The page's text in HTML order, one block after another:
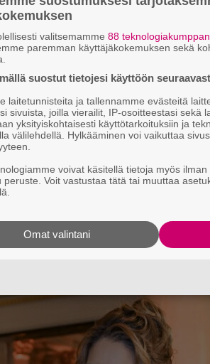
normifontilla hieman
Godflesh-osaston in­dustrial-
väkivahvaa, täydet lasissa
valitsemamme 88
paremman käyttäjäkokemuksen sekä
suostut tietojesi käyttöön
laitetunnisteita ja tallennamme evästeitä
sivuista, joilla vierailit, IP-osoitteestasi sekä
yksityiskohtaisesti käyttötarkoituksiin ja
välilehdellä. Hylkääminen voi vaikuttaa
voivat käsitellä tietoja myös
peruste. Voit vastustaa tätä tai muuttaa
Omat valintani